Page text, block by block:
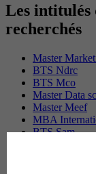
Les intitulés
recherchés
Master
BTS Ndrc
BTS Mco
Master Data
Master Meef
MBA
BTS Sam